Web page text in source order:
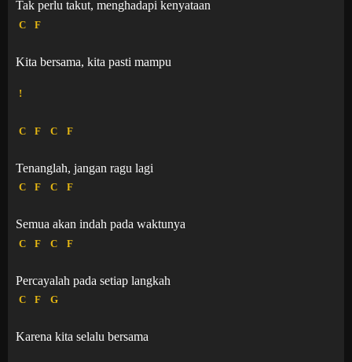
Tak perlu takut, menghadapi kenyataan
C F
Kita bersama, kita pasti mampu
!
C F C F
Tenanglah, jangan ragu lagi
C F C F
Semua akan indah pada waktunya
C F C F
Percayalah pada setiap langkah
C F G
Karena kita selalu bersama